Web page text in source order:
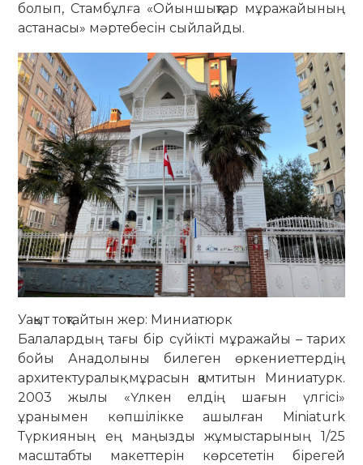
болып, Стамбұлға «Ойыншықтар мұражайының
астанасы» мәртебесін сыйлайды.
Уақыт тоқтайтын жер: Миниатюрк
Балалардың тағы бір сүйікті мұражайы – тарих
бойы Анадолыны билеген өркениеттердің
архитектуралық мұрасын қамтитын Миниатурк.
2003 жылы «Үлкен елдің шағын үлгісі»
ұранымен көпшілікке ашылған Miniaturk
Түркияның ең маңызды жұмыстарының 1/25
масштабты макеттерін көрсететін бірегей